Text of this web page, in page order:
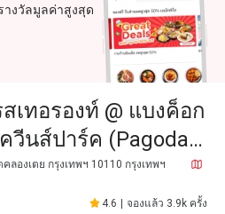
างวัลมูลค่าสูงสุด
เทอรองท์ @ แบงค็อก
วีนส์ปาร์ค (Pagoda
@ Bangkok
Pa
องเตย กรุงเทพฯ 10110 กรุงเทพฯ
4.6 จองแล้ว 3.9k ครั้ง